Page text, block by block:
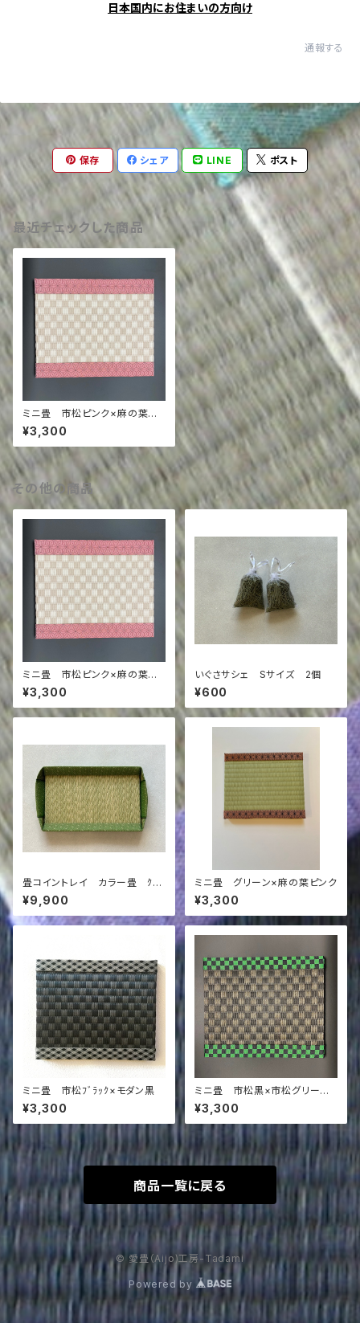
日本国内にお住まいの方向け
通報する
保存 シェア LINE ポスト
最近チェックした商品
ミニ畳 市松ピンク×麻の葉柄
ピンク
¥3,300
その他の商品
ミニ畳 市松ピンク×麻の葉柄
ピンク
¥3,300
いぐさサシェ Sサイズ 2個
¥600
畳コイントレイ カラー畳 ｸﾞﾘ
ｰﾝ×ｸﾞﾘｰﾝ(ドット)
¥9,900
ミニ畳 グリーン×麻の葉ピンク
¥3,300
ミニ畳 市松ﾌﾞﾗｯｸ×モダン黒
¥3,300
ミニ畳 市松黒×市松グリーン
＆黒
¥3,300
商品一覧に戻る
© 愛畳（Aijo)工房-Tadami
Powered by